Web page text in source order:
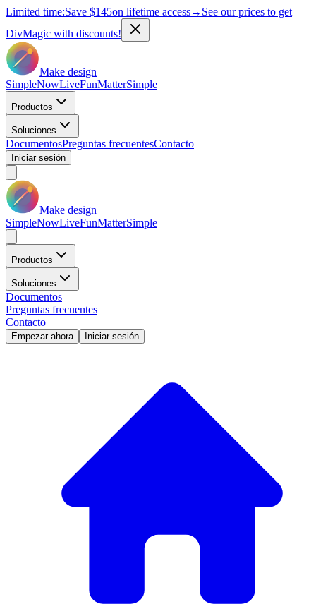
Limited time:Save $145on lifetime access→ See our prices to get
DivMagic with discounts!
Make design
SimpleNowLiveFunMatterSimple
Productos
Soluciones
DocumentosPreguntas frecuentesContacto
Iniciar sesión
Make design
SimpleNowLiveFunMatterSimple
Productos
Soluciones
Documentos
Preguntas frecuentes
Contacto
Empezar ahora Iniciar sesión